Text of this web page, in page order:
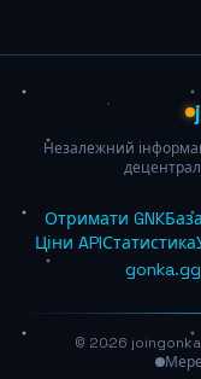
Незалежний
Отримати GNK
Ціни APIСтатистика
gonka.gg
© 2026